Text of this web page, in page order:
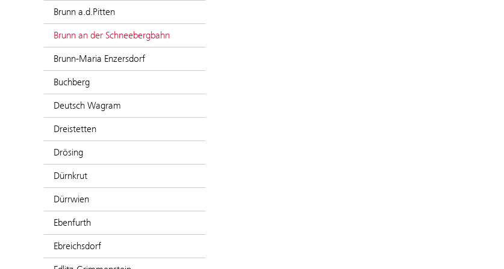
Brunn a.d.Pitten
Brunn an der Schneebergbahn
Brunn-Maria Enzersdorf
Buchberg
Deutsch Wagram
Dreistetten
Drösing
Dürnkrut
Dürrwien
Ebenfurth
Ebreichsdorf